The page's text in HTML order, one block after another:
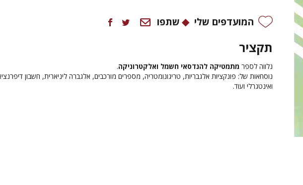
המועדפים שלי שתפו
תקציר
נלווה לספר מתמטיקה להנדסאי חשמל ואלקטרוניקה.
נוסחאות של: פונקציות אלגבריות, טריגונומטריה, מספרים מורכבים, אלגברה ליניארית, חשבון
ואינטגרלי ועוד.